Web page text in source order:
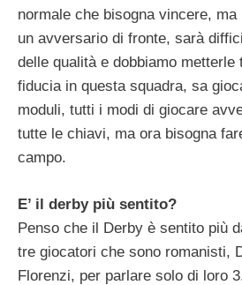
normale che bisogna vincere, ma
un avversario di fronte, sarà
delle qualità e dobbiamo
fiducia in questa squadra, sa
moduli, tutti i modi di giocare
tutte le chiavi, ma ora bisogna
campo.
E’ il derby più sentito?
Penso che il Derby è sentito più
tre giocatori che sono romanisti,
Florenzi, per parlare solo di loro